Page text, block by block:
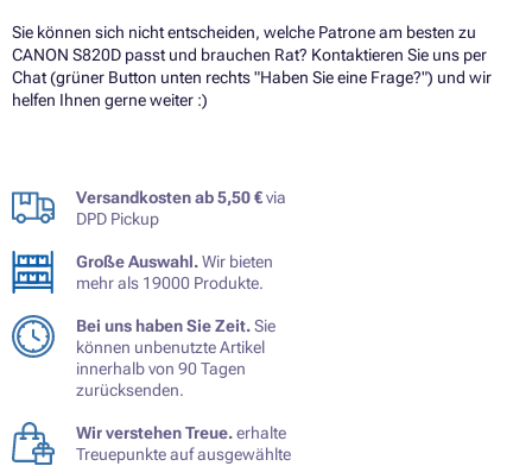
Sie können sich nicht entscheiden, welche Patrone am besten zu
CANON S820D passt und brauchen Rat? Kontaktieren Sie uns per
Chat (grüner Button unten rechts "Haben Sie eine Frage?") und wir
helfen Ihnen gerne weiter :)
Versandkosten ab 5,50 €via
DPD Pickup
Große Auswahl.Wir bieten
mehr als 19000 Produkte.
Bei uns haben Sie Zeit.Sie
können unbenutzte Artikel
innerhalb von 90 Tagen
zurücksenden.
Wir verstehen Treue.erhalte
Treuepunkte auf ausgewählte